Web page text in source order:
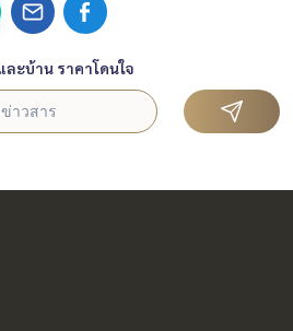
ะบ้าน ราคาโดนใจ